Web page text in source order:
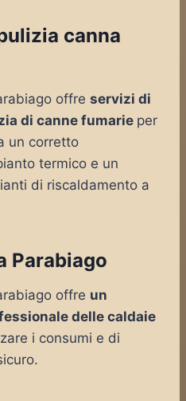
canna
offre servizi di
di canne fumarie per
un corretto
termico e un
di riscaldamento a
Parabiago
offre un
delle caldaie
i consumi e di